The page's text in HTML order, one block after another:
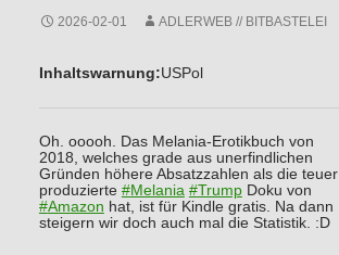
2026-02-01 ADLERWEB // BITBASTELEI
Inhaltswarnung:USPol
Oh. ooooh. Das Melania-Erotikbuch von
2018, welches grade aus unerfindlichen
Gründen höhere Absatzzahlen als die teuer
produzierte #Melania #TrumpDoku von
#Amazon hat, ist für Kindle gratis. Na dann
steigern wir doch auch mal die Statistik. :D